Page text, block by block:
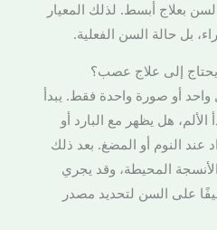
بعلاج أبسط. لذلك المعيار
بل حالة السن الفعلية.
إلى علاج عصب؟
أو صورة واحدة فقط. يبدأ
هل يظهر مع البارد أو
عند النوم أو المضغ. بعد ذلك
المحيطة، وقد يجري
على السن لتحديد مصدر